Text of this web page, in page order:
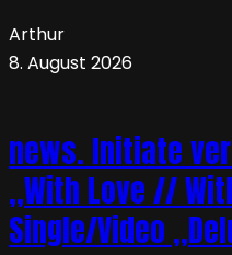
Arthur
8. August 2026
news. Initiate
„With Love //
Single/Video